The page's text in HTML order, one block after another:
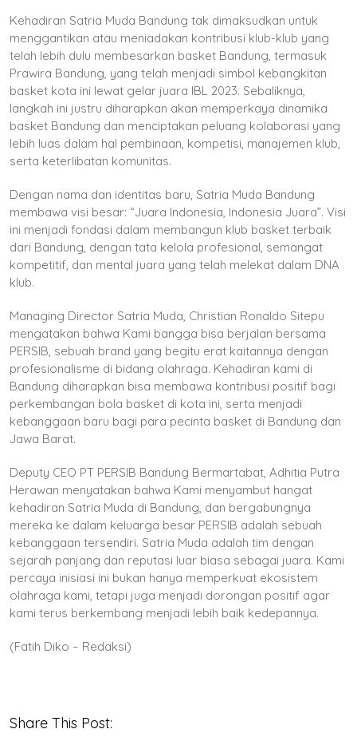
Kehadiran Satria Muda Bandung tak dimaksudkan untuk
menggantikan atau meniadakan kontribusi klub-klub yang
telah lebih dulu membesarkan basket Bandung, termasuk
Prawira Bandung, yang telah menjadi simbol kebangkitan
basket kota ini lewat gelar juara IBL 2023. Sebaliknya,
langkah ini justru diharapkan akan memperkaya dinamika
basket Bandung dan menciptakan peluang kolaborasi yang
lebih luas dalam hal pembinaan, kompetisi, manajemen klub,
serta keterlibatan komunitas.
Dengan nama dan identitas baru, Satria Muda Bandung
membawa visi besar: “Juara Indonesia, Indonesia Juara”. Visi
ini menjadi fondasi dalam membangun klub basket terbaik
dari Bandung, dengan tata kelola profesional, semangat
kompetitif, dan mental juara yang telah melekat dalam DNA
klub.
Managing Director Satria Muda, Christian Ronaldo Sitepu
mengatakan bahwa Kami bangga bisa berjalan bersama
PERSIB, sebuah brand yang begitu erat kaitannya dengan
profesionalisme di bidang olahraga. Kehadiran kami di
Bandung diharapkan bisa membawa kontribusi positif bagi
perkembangan bola basket di kota ini, serta menjadi
kebanggaan baru bagi para pecinta basket di Bandung dan
Jawa Barat.
Deputy CEO PT PERSIB Bandung Bermartabat, Adhitia Putra
Herawan menyatakan bahwa Kami menyambut hangat
kehadiran Satria Muda di Bandung, dan bergabungnya
mereka ke dalam keluarga besar PERSIB adalah sebuah
kebanggaan tersendiri. Satria Muda adalah tim dengan
sejarah panjang dan reputasi luar biasa sebagai juara. Kami
percaya inisiasi ini bukan hanya memperkuat ekosistem
olahraga kami, tetapi juga menjadi dorongan positif agar
kami terus berkembang menjadi lebih baik kedepannya.
(Fatih Diko – Redaksi)
Share This Post: